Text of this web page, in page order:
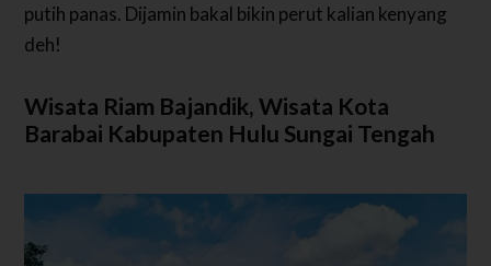
putih panas. Dijamin bakal bikin perut kalian kenyang
deh!
Wisata Riam Bajandik, Wisata Kota
Barabai Kabupaten Hulu Sungai Tengah